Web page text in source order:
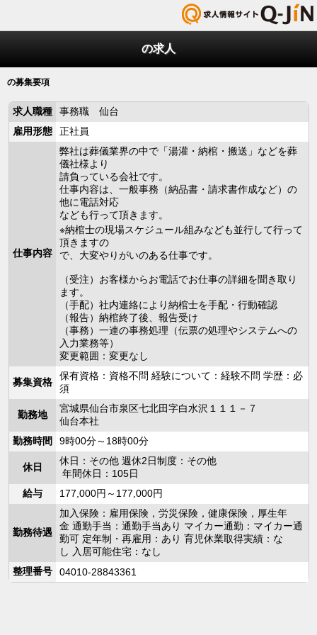
の求人
の募集要項
求人職種
事務職 仙台
雇用形態
正社員
仕事内容
弊社は葬儀業界の中で「湯灌・納棺・搬送」などを葬
儀社様より
請負っている会社です。
仕事内容は、一般事務（納品書・請求書作成など）の
他に電話対応
なども行って頂きます。
※納棺士の現場スケジュール組みなども並行して行って
頂きますの
で、大変やりがいのある仕事です。
（受注）お客様からお電話でお仕事の詳細を聞き取り
ます。
（手配）社内連絡により納棺士を手配・行動確認
（報告）納棺終了後、報告受け
（事務）一連の事務処理（伝票の処理やシステムへの
入力業務等）
変更範囲：変更なし
募集資格
保有資格：資格不問 経験について：経験不問 学歴：必
須
勤務地
宮城県仙台市泉区七北田字白水沢１１１－７
仙台本社
勤務時間
9時00分～18時00分
休日
休日：その他 週休2日制度：その他
年間休日：105日
給与
177,000円～177,000円
勤務待遇
加入保険：雇用保険，労災保険，健康保険，厚生年
金 通勤手当：通勤手当あり マイカー通勤：マイカー通
勤可 定年制・再雇用：あり 育児休業取得実績：な
し 入居可能住宅：なし
整理番号
04010-28843361